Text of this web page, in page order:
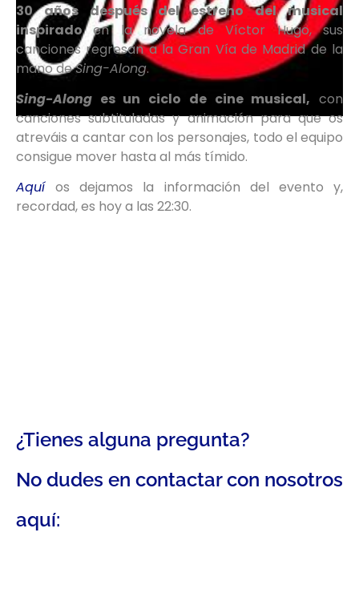
30 años después del estreno del musical
inspiradoen la novela de Víctor Hugo, sus
canciones regresan a la Gran Vía de Madrid de la
mano deSing-Along.
Sing-Along es un ciclo de cine musical, con
canciones subtituladas y animación para que os
atreváis a cantar con los personajes, todo el equipo
consigue mover hasta al más tímido.
Aquí os dejamos la información del evento y,
recordad, es hoy a las 22:30.
¿Tienes alguna pregunta?
No dudes en contactar con nosotros
aquí: